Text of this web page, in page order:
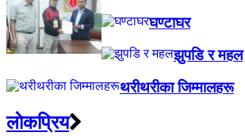
घण्टाघर
झुपडि र महल
थरीथरीका जिम्मालहरू
लाेकप्रिय